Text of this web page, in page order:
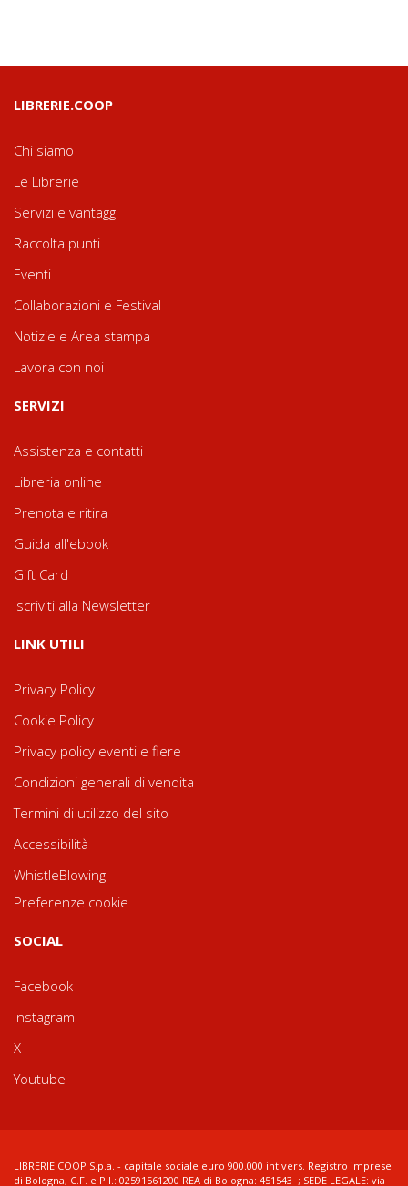
LIBRERIE.COOP
Chi siamo
Le Librerie
Servizi e vantaggi
Raccolta punti
Eventi
Collaborazioni e Festival
Notizie e Area stampa
Lavora con noi
SERVIZI
Assistenza e contatti
Libreria online
Prenota e ritira
Guida all'ebook
Gift Card
Iscriviti alla Newsletter
LINK UTILI
Privacy Policy
Cookie Policy
Privacy policy eventi e fiere
Condizioni generali di vendita
Termini di utilizzo del sito
Accessibilità
WhistleBlowing
Preferenze cookie
SOCIAL
Facebook
Instagram
X
Youtube
LIBRERIE.COOP S.p.a. - capitale sociale euro 900.000 int.vers. Registro imprese
di Bologna, C.F. e P.I.: 02591561200 REA di Bologna: 451543 ; SEDE LEGALE: via